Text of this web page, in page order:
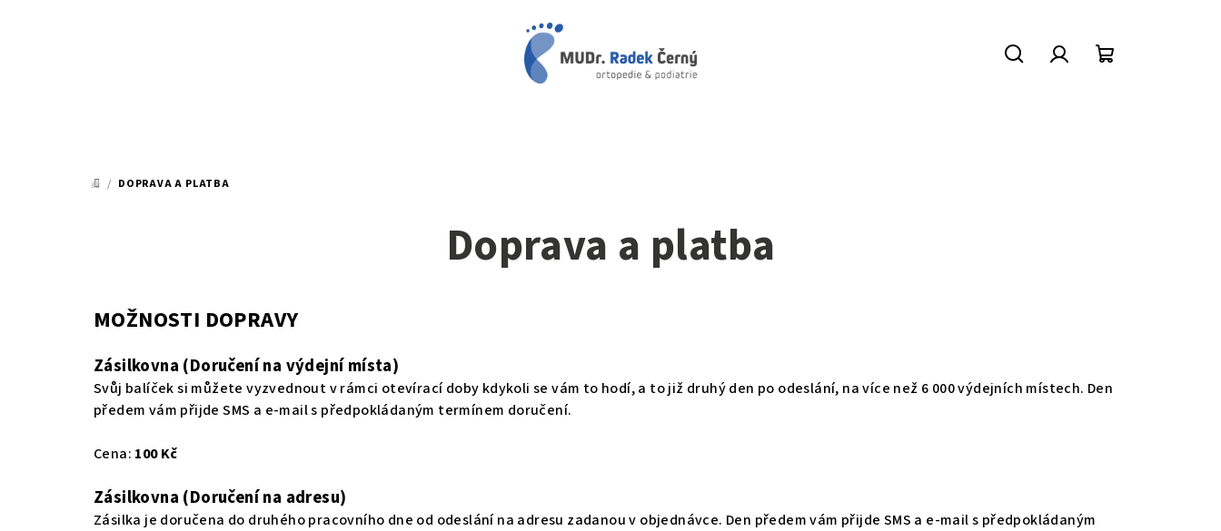
DOMŮ
/ DOPRAVA A PLATBA
Doprava a platba
MOŽNOSTI DOPRAVY
Zásilkovna (Doručení na výdejní místa)
Svůj balíček si můžete vyzvednout v rámci otevírací doby kdykoli se vám to hodí, a to již druhý den po odeslání, na více než 6 000 výdejních místech. Den
předem vám přijde SMS a e-mail s předpokládaným termínem doručení.
Cena: 100 Kč
Zásilkovna (Doručení na adresu)
Zásilka je doručena do druhého pracovního dne od odeslání na adresu zadanou v objednávce. Den předem vám přijde SMS a e-mail s předpokládaným